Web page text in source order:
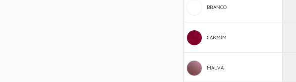
BRANCO
CARMIM
MALVA